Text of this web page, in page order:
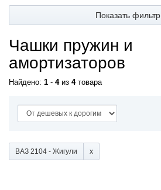
Показать фильтр
Чашки пружин и
амортизаторов
Найдено: 1 - 4из 4товара
ВАЗ 2104 - Жигули